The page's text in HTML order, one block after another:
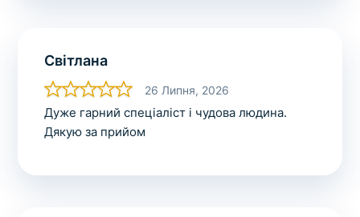
Світлана
26 Липня, 2026
Дуже гарний спеціаліст і чудова людина.
Дякую за прийом